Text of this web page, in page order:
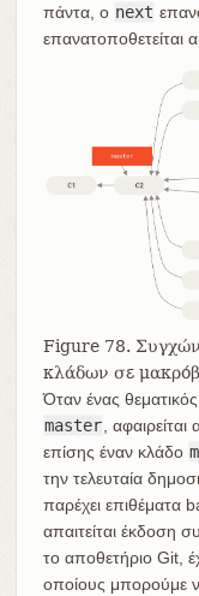
πάντα, ο next
επανατοποθετείται
Figure 78.
κλάδων σε
Όταν ένας
master,
επίσης έναν κλάδο
την τελευταία
παρέχει επιθέματα
απαιτείται έκδοση
το αποθετήριο Git,
οποίους μπορούμε